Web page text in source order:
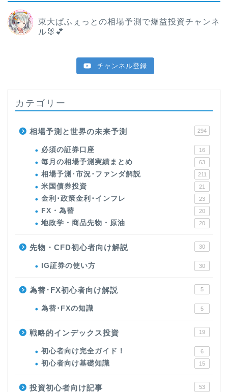
東大ぱふぇっとの相場予測で爆益投資チャンネ
ル🐰💕
チャンネル登録
カテゴリー
相場予測と世界の未来予測 294
必須の証券口座 16
毎月の相場予測実績まとめ 63
相場予測･市況･ファンダ解説 211
米国債券投資 21
金利･政策金利･インフレ 23
FX・為替 20
地政学・商品先物・原油 20
先物・CFD初心者向け解説 30
IG証券の使い方 30
為替･FX初心者向け解説 5
為替･FXの知識 5
戦略的インデックス投資 19
初心者向け完全ガイド！ 6
初心者向け基礎知識 15
投資初心者向け記事 53